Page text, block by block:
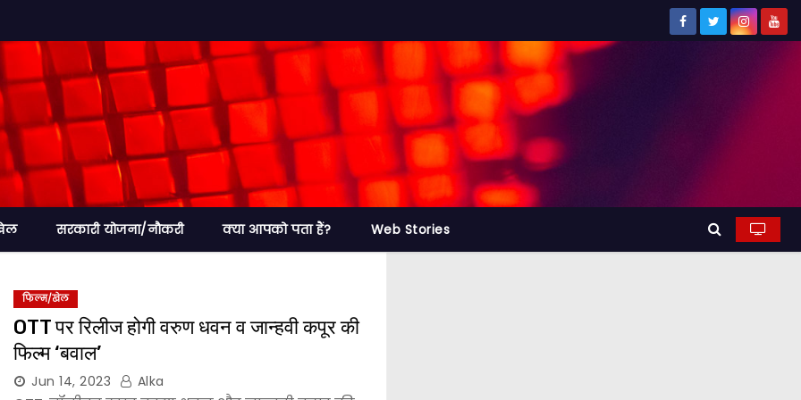
सरकारी योजना/नौकरी क्या आपको पता हैं? Web Stories
फिल्म/खेल
OTT पर रिलीज होगी वरुण धवन व जान्हवी कपूर की
फिल्म ‘बवाल’
Jun 14, 2023 Alka